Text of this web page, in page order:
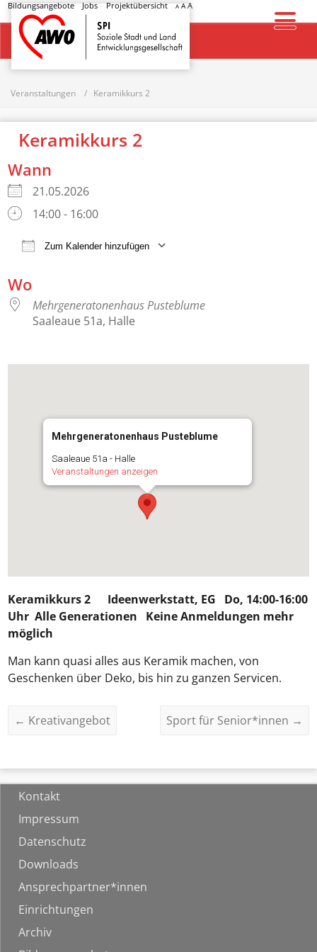
Bildungsangebote Jobs Projektübersicht A AA
Startseite
Veranstaltungen Keramikkurs 2
Keramikkurs 2
Wann
21.05.2026
14:00 - 16:00
Zum Kalender hinzufügen
Wo
Mehrgeneratonenhaus Pusteblume
Saaleaue 51a, Halle
Mehrgeneratonenhaus Pusteblume
Saaleaue 51a - Halle
Veranstaltungen anzeigen
Keramikkurs 2
Ideenwerkstatt, EG Do, 14:00-16:00
Uhr Alle Generationen Keine Anmeldungen mehr
möglich
Man kann quasi alles aus Keramik machen, von
Geschenken über Deko, bis hin zu ganzen Servicen.
← Kreativangebot Sport für Senior*innen →
Kontakt
Impressum
Datenschutz
Downloads
Ansprechpartner*innen
Einrichtungen
Archiv